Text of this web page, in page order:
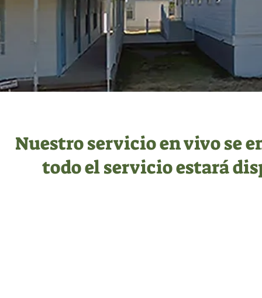
Nuestro servicio en vivo se
todo el servicio estará